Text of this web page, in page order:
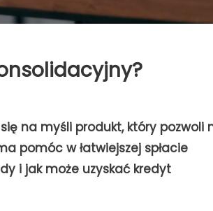
na myśli produkt, który pozwoli
pomóc w łatwiejszej spłacie
i jak może uzyskać kredyt